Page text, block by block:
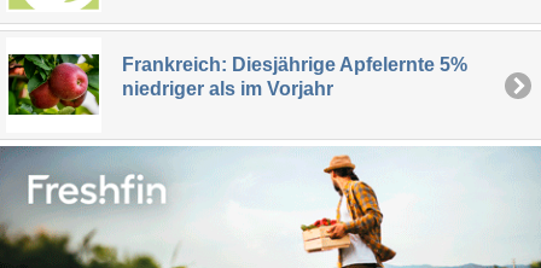
Frankreich: Diesjährige Apfelernte 5%
niedriger als im Vorjahr